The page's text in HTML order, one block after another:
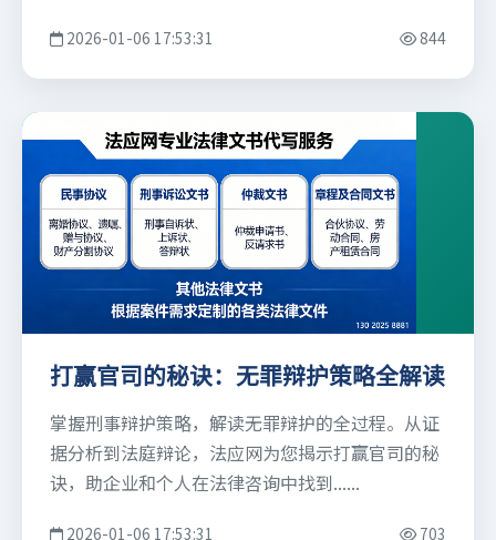
2026-01-06 17:53:31 844
打赢官司的秘诀：无罪辩护策略全解读
掌握刑事辩护策略，解读无罪辩护的全过程。从证
据分析到法庭辩论，法应网为您揭示打赢官司的秘
诀，助企业和个人在法律咨询中找到......
2026-01-06 17:53:31 703